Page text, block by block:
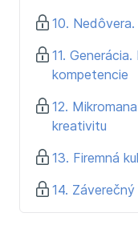
10.
11.
kompetencie
12.
kreativitu
13. Firemná
14.